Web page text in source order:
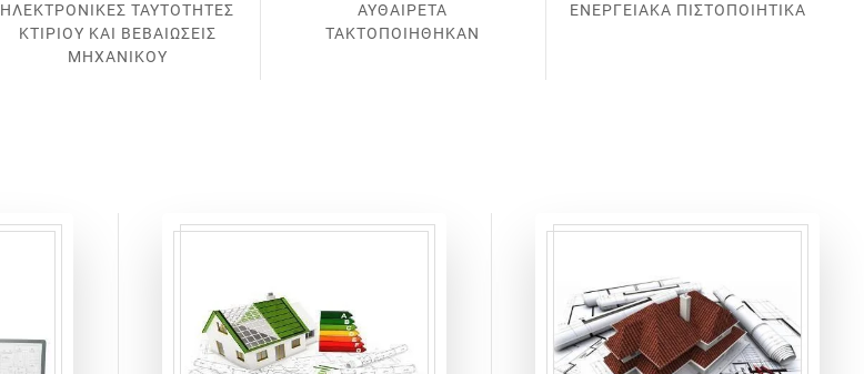
ΗΛΕΚΤΡΟΝΙΚΕΣ ΤΑΥΤΟΤΗΤΕΣ
ΚΤΙΡΙΟΥ ΚΑΙ ΒΕΒΑΙΩΣΕΙΣ
ΜΗΧΑΝΙΚΟΥ
ΑΥΘΑΙΡΕΤΑ
ΤΑΚΤΟΠΟΙΗΘΗΚΑΝ
ΕΝΕΡΓΕΙΑΚΑ ΠΙΣΤΟΠΟΙΗΤΙΚΑ